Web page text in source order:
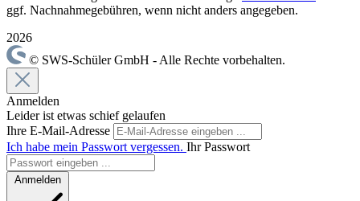
ggf. Nachnahmegebühren, wenn nicht anders angegeben.
2026
© SWS-Schüler GmbH - Alle Rechte vorbehalten.
Anmelden
Leider ist etwas schief gelaufen
Ihre E-Mail-Adresse
Ich habe mein Passwort vergessen. Ihr Passwort
Anmelden